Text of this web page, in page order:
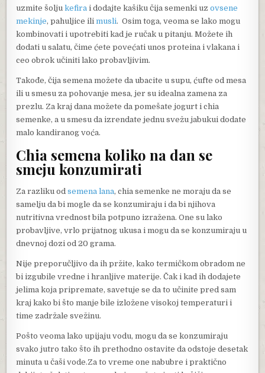
uzmite šoljukefira i dodajte kašiku čija semenki uzovsene
mekinje, pahuljice ilimusli. Osim toga, veoma se lako mogu
kombinovati i upotrebiti kad je ručak u pitanju. Možete ih
dodati u salatu, čime ćete povećati unos proteina i vlakana i
ceo obrok učiniti lako probavljivim.
Takođe, čija semena možete da ubacite u supu, ćufte od mesa
ili u smesu za pohovanje mesa, jer su idealna zamena za
prezlu. Za kraj dana možete da pomešate jogurt i chia
semenke, a u smesu da izrendate jednu svežu jabukui dodate
malo kandiranog voća.
Chia semena koliko na dan se
smeju konzumirati
Za razliku odsemena lana, chia semenke ne moraju da se
samelju da bi mogle da se konzumiraju i da bi njihova
nutritivna vrednost bila potpuno izražena. One su lako
probavljive, vrlo prijatnog ukusa i mogu da se konzumiraju u
dnevnoj dozi od 20 grama.
Nije preporučljivo da ih pržite, kako termičkom obradom ne
bi izgubile vredne i hranljive materije. Čak i kad ih dodajete
jelima koja pripremate, savetuje se da to učinite pred sam
kraj kako bi što manje bile izložene visokoj temperaturi i
time zadržale svežinu.
Pošto veoma lako upijaju vodu, mogu da se konzumiraju
svako jutro tako što ih prethodno ostavite da odstoje desetak
minuta u čaši vode.Za to vreme one nabubre i praktično